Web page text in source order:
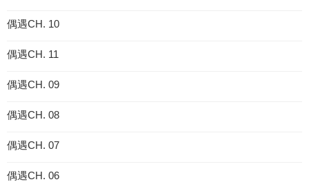
偶遇CH. 10
偶遇CH. 11
偶遇CH. 09
偶遇CH. 08
偶遇CH. 07
偶遇CH. 06